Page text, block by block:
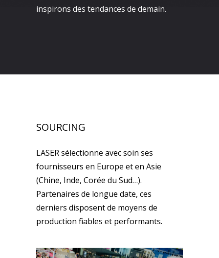
inspirons des tendances de demain.
SOURCING
LASER sélectionne avec soin ses
fournisseurs en Europe et en Asie
(Chine, Inde, Corée du Sud…).
Partenaires de longue date, ces
derniers disposent de moyens de
production fiables et performants.